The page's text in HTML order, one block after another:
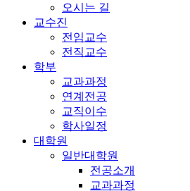
오시는 길
교수진
전임교수
전직교수
학부
교과과정
연계전공
교직이수
학사일정
대학원
일반대학원
전공소개
교과과정